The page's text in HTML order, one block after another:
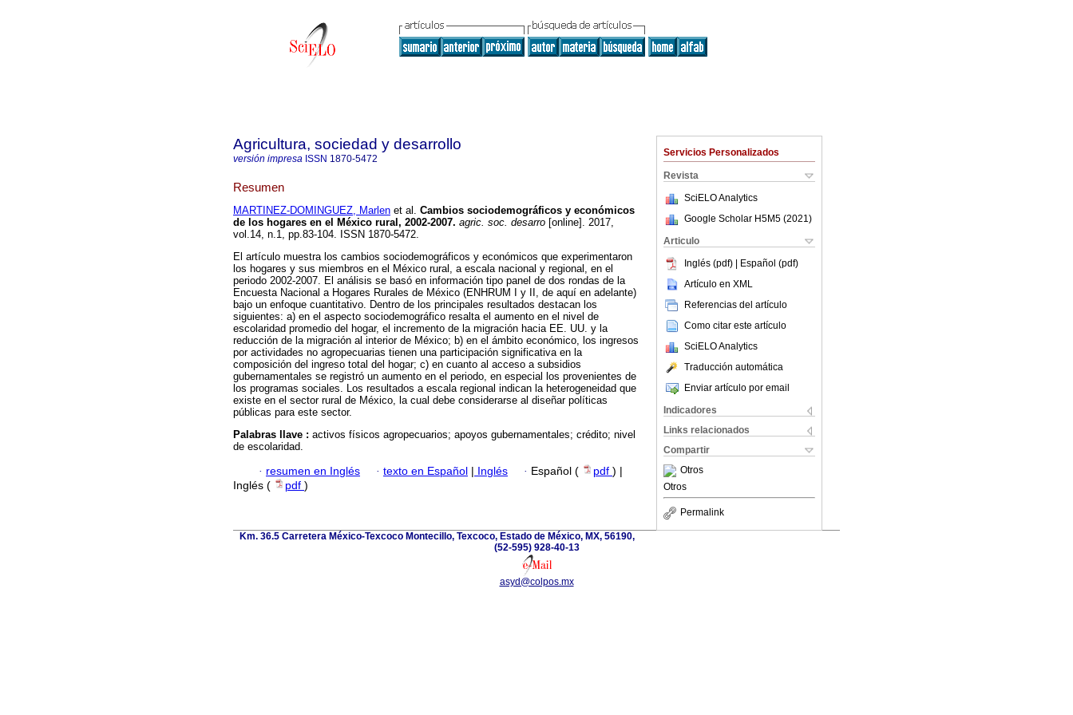
Servicios Personalizados
Revista
SciELO Analytics
Google Scholar H5M5 (2021 )
Articulo
Inglés (pdf) | Español (pdf)
Artículo en XML
Referencias del artículo
Como citar este artículo
SciELO Analytics
Traducción automática
Enviar artículo por email
Indicadores
Links relacionados
Compartir
Otros
Otros
Permalink
Agricultura, sociedad y desarrollo
versión impresa ISSN 1870-5472
Resumen
MARTINEZ-DOMINGUEZ, Marlen et al. Cambios sociodemográficos y económicos
de los hogares en el México rural, 2002-2007. agric. soc. desarro [online]. 2017,
vol.14, n.1, pp.83-104. ISSN 1870-5472.
El artículo muestra los cambios sociodemográficos y económicos que experimentaron
los hogares y sus miembros en el México rural, a escala nacional y regional, en el
periodo 2002-2007. El análisis se basó en información tipo panel de dos rondas de la
Encuesta Nacional a Hogares Rurales de México (ENHRUM I y II, de aquí en adelante)
bajo un enfoque cuantitativo. Dentro de los principales resultados destacan los
siguientes: a) en el aspecto sociodemográfico resalta el aumento en el nivel de
escolaridad promedio del hogar, el incremento de la migración hacia EE. UU. y la
reducción de la migración al interior de México; b) en el ámbito económico, los ingresos
por actividades no agropecuarias tienen una participación significativa en la
composición del ingreso total del hogar; c) en cuanto al acceso a subsidios
gubernamentales se registró un aumento en el periodo, en especial los provenientes de
los programas sociales. Los resultados a escala regional indican la heterogeneidad que
existe en el sector rural de México, la cual debe considerarse al diseñar políticas
públicas para este sector.
Palabras llave : activos físicos agropecuarios; apoyos gubernamentales; crédito; nivel
de escolaridad.
· resumen en Inglés · texto en Español | Inglés · Español ( pdf ) |
Inglés (
pdf )
Km. 36.5 Carretera México-Texcoco Montecillo, Texcoco, Estado de México, MX, 56190,
(52-595) 928-40-13
asyd@colpos.mx